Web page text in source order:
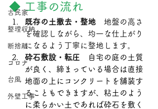
古民家
整理収納
断捨離
コロナ
台風
外壁工事
◆ 工事の流れ
既存の土撤去・整地 地盤の高さ
を確認しながら、均一な仕上がり
になるよう丁寧に整地します。
砕石敷設・転圧
自宅の庭の土質
が良く、締まっている場合は直接
地面の上にコンクリートを舗装す
ることもできますが、粘土のよう
に柔らかい土であれば砕石を敷く